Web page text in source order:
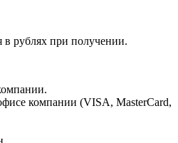
в рублях при получении.
компании (VISA, MasterCard,